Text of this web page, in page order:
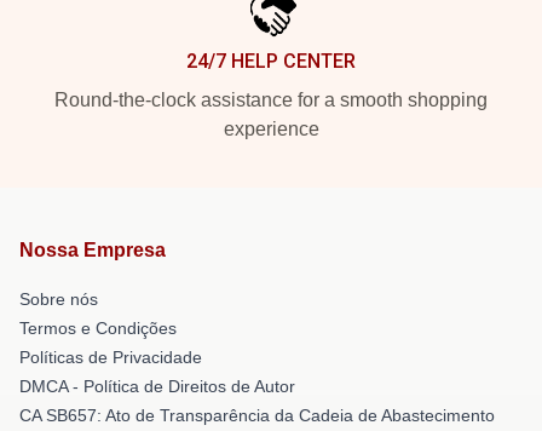
24/7 HELP CENTER
Round-the-clock assistance for a smooth shopping
experience
Nossa Empresa
Sobre nós
Termos e Condições
Políticas de Privacidade
DMCA - Política de Direitos de Autor
CA SB657: Ato de Transparência da Cadeia de Abastecimento